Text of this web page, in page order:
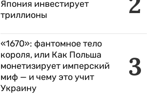
Япония инвестирует
триллионы
3
«1670»: фантомное тело
короля, или Как Польша
монетизирует имперский
миф — и чему это учит
Украину